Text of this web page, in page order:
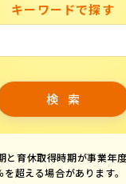
キーワードで探す
育休取得時期が事業年
超える場合があります。